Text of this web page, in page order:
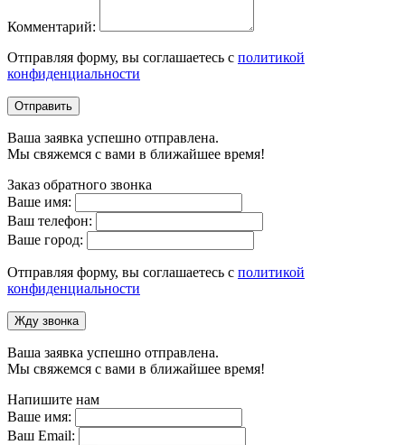
Комментарий:
Отправляя форму, вы соглашаетесь с политикой
конфиденциальности
Отправить
Ваша заявка успешно отправлена.
Мы свяжемся с вами в ближайшее время!
Заказ обратного звонка
Ваше имя:
Ваш телефон:
Ваше город:
Отправляя форму, вы соглашаетесь с политикой
конфиденциальности
Жду звонка
Ваша заявка успешно отправлена.
Мы свяжемся с вами в ближайшее время!
Напишите нам
Ваше имя:
Ваш Email: